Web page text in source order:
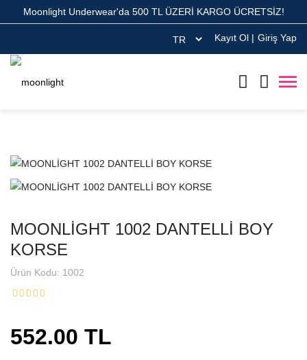
Moonlight Underwear'da 500 TL ÜZERİ KARGO ÜCRETSİZ!
Giriş Yap
Kayıt Ol |
MOONLİGHT 1002 DANTELLİ BOY
KORSE
Ürün Kodu: 1002
552.00 TL